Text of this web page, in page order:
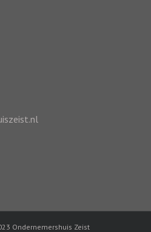
Ondernemershuis Zeist